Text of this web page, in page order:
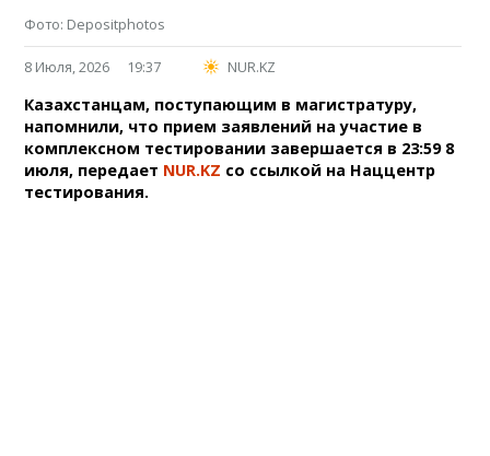
Фото: Depositphotos
8 Июля, 2026 19:37 NUR.KZ
Казахстанцам, поступающим в магистратуру,
напомнили, что прием заявлений на участие в
комплексном тестировании завершается в 23:59 8
июля, передает NUR.KZ со ссылкой на Наццентр
тестирования.